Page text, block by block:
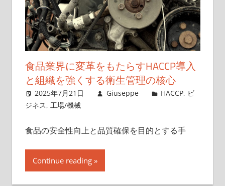
食品業界に変革をもたらすHACCP導入
と組織を強くする衛生管理の核心
2025年7月21日 Giuseppe HACCP, ビ
ジネス, 工場/機械
食品の安全性向上と品質確保を目的とする手
Continue reading